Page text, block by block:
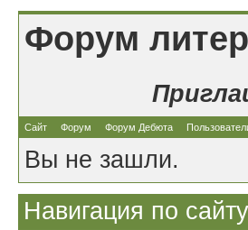
Форум
Сайт Форум Форум Дебюта
Вы не зашли.
Навигация по сайту